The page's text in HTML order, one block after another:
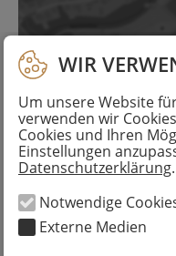
WIR
Um unsere Website
verwenden wir
Cookies und Ihren
Einstellungen
Datenschutzerklärung.
Notwendige
Externe Medien
Um eine
gewährleisten,
Vorschaubild an.
akzeptieren Sie bitte
erhalten Sie in